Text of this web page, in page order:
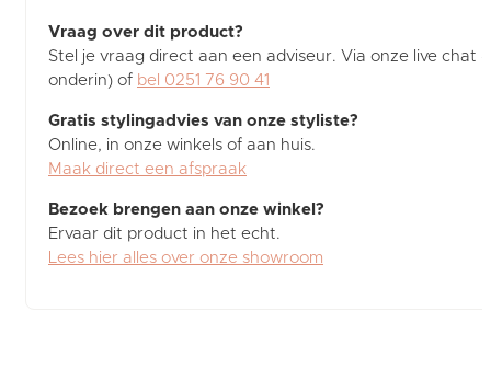
Vraag over dit product?
Stel je vraag direct aan een adviseur. Via onze live chat
onderin) of bel 0251 76 90 41
Gratis stylingadvies van onze styliste?
Online, in onze winkels of aan huis.
Maak direct een afspraak
Bezoek brengen aan onze winkel?
Ervaar dit product in het echt.
Lees hier alles over onze showroom